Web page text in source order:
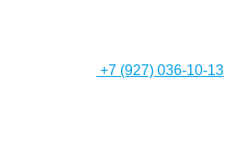
+7 (927) 036-10-13